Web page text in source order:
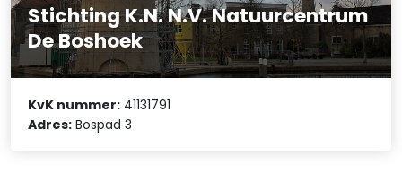
Stichting K.N. N.V. Natuurcentrum
De Boshoek
KvK nummer: 41131791
Adres: Bospad 3